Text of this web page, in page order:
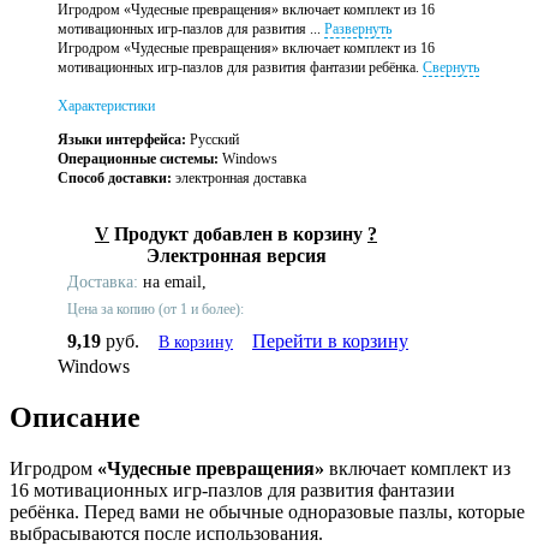
Игродром «Чудесные превращения» включает комплект из 16
мотивационных игр-пазлов для развития ... Развернуть
Игродром «Чудесные превращения» включает комплект из 16
мотивационных игр-пазлов для развития фантазии ребёнка. Свернуть
Характеристики
Языки интерфейса: Русский
Операционные системы: Windows
Способ доставки: электронная доставка
V Продукт добавлен в корзину ?
Электронная версия
Доставка: на email,
Цена за копию (от 1 и более):
9,19 руб. В корзину
Перейти в корзину
Windows
Описание
Игродром «Чудесные превращения» включает комплект из
16 мотивационных игр-пазлов для развития фантазии
ребёнка. Перед вами не обычные одноразовые пазлы, которые
выбрасываются после использования.